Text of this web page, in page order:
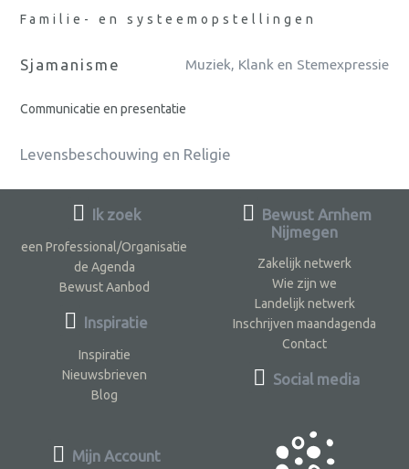
Familie- en systeemopstellingen
Sjamanisme Muziek, Klank en Stemexpressie
Communicatie en presentatie
Levensbeschouwing en Religie
Ik zoek
een Professional/Organisatie
de Agenda
Bewust Aanbod
Inspiratie
Inspiratie
Nieuwsbrieven
Blog
Bewust Arnhem
Nijmegen
Zakelijk netwerk
Wie zijn we
Landelijk netwerk
Inschrijven maandagenda
Contact
Social media
Mijn Account